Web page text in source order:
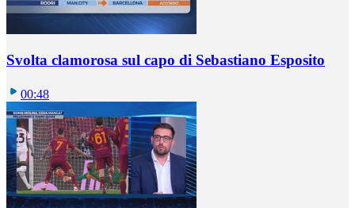
Svolta clamorosa sul capo di Sebastiano Esposito
00:48